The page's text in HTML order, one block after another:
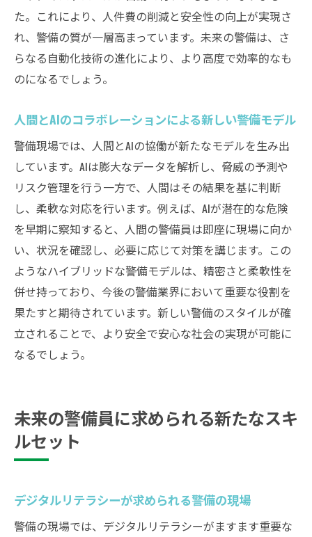
た。これにより、人件費の削減と安全性の向上が実現さ
れ、警備の質が一層高まっています。未来の警備は、さ
らなる自動化技術の進化により、より高度で効率的なも
のになるでしょう。
人間とAIのコラボレーションによる新しい警備モデル
警備現場では、人間とAIの協働が新たなモデルを生み出
しています。AIは膨大なデータを解析し、脅威の予測や
リスク管理を行う一方で、人間はその結果を基に判断
し、柔軟な対応を行います。例えば、AIが潜在的な危険
を早期に察知すると、人間の警備員は即座に現場に向か
い、状況を確認し、必要に応じて対策を講じます。この
ようなハイブリッドな警備モデルは、精密さと柔軟性を
併せ持っており、今後の警備業界において重要な役割を
果たすと期待されています。新しい警備のスタイルが確
立されることで、より安全で安心な社会の実現が可能に
なるでしょう。
未来の警備員に求められる新たなスキ
ルセット
デジタルリテラシーが求められる警備の現場
警備の現場では、デジタルリテラシーがますます重要な